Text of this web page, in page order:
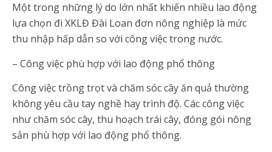
Một trong những lý do lớn nhất khiến nhiều lao động
lựa chọn đi XKLĐ Đài Loan đơn nông nghiệp là mức
thu nhập hấp dẫn so với công việc trong nước.
– Công việc phù hợp với lao động phổ thông
Công việc trồng trọt và chăm sóc cây ăn quả thường
không yêu cầu tay nghề hay trình độ. Các công việc
như chăm sóc cây, thu hoạch trái cây, đóng gói nông
sản phù hợp với lao động phổ thông.